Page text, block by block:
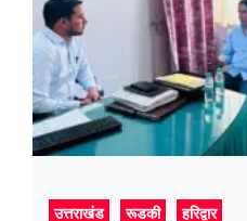
उत्तराखंड रूडकी हरिद्वार